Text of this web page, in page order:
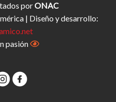
porONAC
| Diseño y desarrollo:
pasión